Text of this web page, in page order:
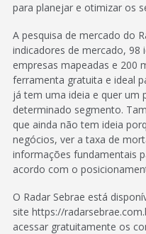
para planejar e otimizar os
A pesquisa de mercado do
indicadores de mercado, 98
empresas mapeadas e 200
ferramenta gratuita e ideal
já tem uma ideia e quer um
determinado segmento.
que ainda não tem ideia
negócios, ver a taxa de
informações fundamentais
acordo com o
O Radar Sebrae está
site https://
acessar gratuitamente os